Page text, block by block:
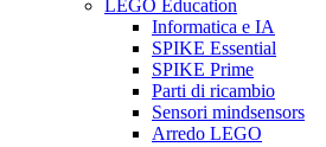
LEGO Education
Informatica e IA
SPIKE Essential
SPIKE Prime
Parti di ricambio
Sensori mindsensors
Arredo LEGO